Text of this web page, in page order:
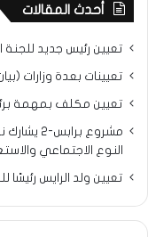
أحدث المقالات
تعيين رئيس جديد
تعيينات بعدة وزارات
تعيين مكلف بمهمة
مشروع
النوع الاجتماعي
تعيين ولد الرايس